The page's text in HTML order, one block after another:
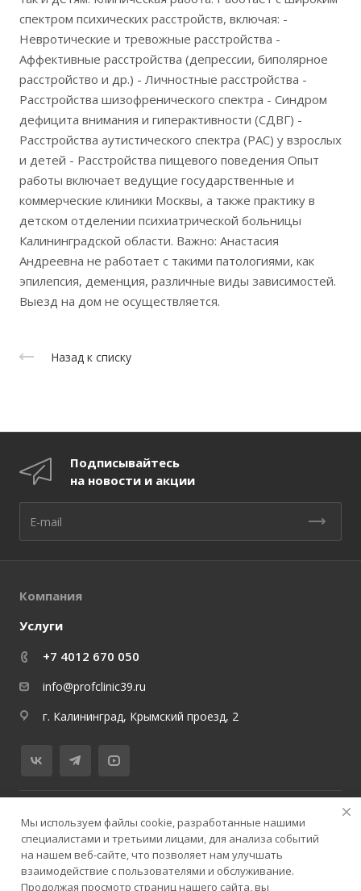
спектром психических расстройств, включая: -
Невротические и тревожные расстройства -
Аффективные расстройства (депрессии, биполярное
расстройство и др.) - Личностные расстройства -
Расстройства шизофренического спектра - Синдром
дефицита внимания и гиперактивности (СДВГ) -
Расстройства аутистического спектра (РАС) у взрослых
и детей - Расстройства пищевого поведения Опыт
работы включает ведущие государственные и
коммерческие клиники Москвы, а также практику в
детском отделении психиатрической больницы
Калининградской области. Важно: Анастасия
Андреевна не работает с такими патологиями, как
эпилепсия, деменция, различные виды зависимостей.
Выезд на дом не осуществляется.
Назад к списку
Подписывайтесь
на новости и акции
Компания
Услуги
+7 4012 670 050
info@profclinic39.ru
г. Калининград, Крымский проезд, 2
Политика конфиденциальности
Версия для слабовидящих
Карта сайта
Мы используем файлы cookie, разработанные нашими
специалистами и третьими лицами, для анализа событий
на нашем веб-сайте, что позволяет нам улучшать
взаимодействие с пользователями и обслуживание.
Продолжая просмотр страниц нашего сайта, вы